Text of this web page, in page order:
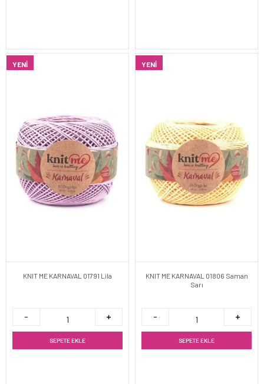
YENI
KNIT ME KARNAVAL 01791 Lila
SEPETE EKLE
YENI
KNIT ME KARNAVAL 01806 Saman
Sarı
SEPETE EKLE